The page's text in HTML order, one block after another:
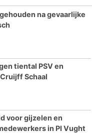
na gevaarlijke
tiental PSV en
Schaal
voor gijzelen en
in PI Vught